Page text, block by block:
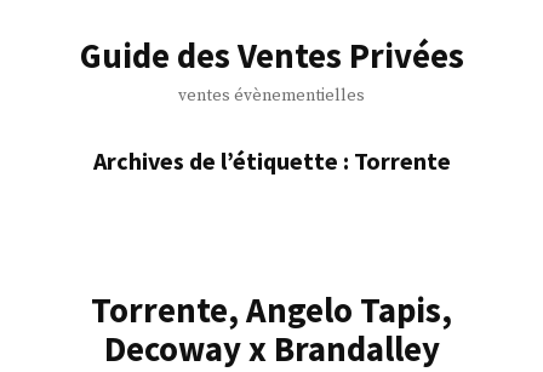
Guide des Ventes Privées
ventes évènementielles
Archives de l’étiquette : Torrente
Torrente, Angelo Tapis,
Decoway x Brandalley